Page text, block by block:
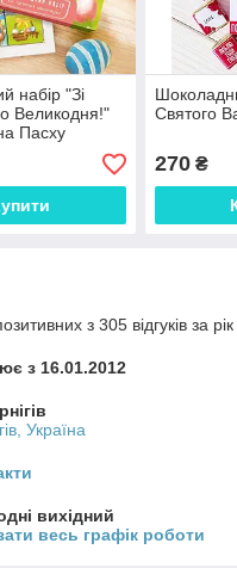
набір "Зі
Великодня!"
Пасху
Святого
270₴
з 305 відгуків за рік
з 16.01.2012
Україна
вихідний
весь графік роботи